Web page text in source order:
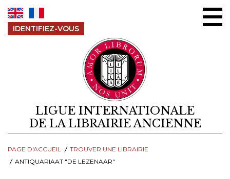
IDENTIFIEZ-VOUS
LIGUE INTERNATIONALE
DE LA LIBRAIRIE ANCIENNE
PAGE D'ACCUEIL
TROUVER UNE LIBRAIRIE
ANTIQUARIAAT "DE LEZENAAR"